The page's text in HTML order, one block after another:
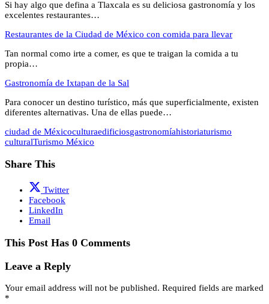
Si hay algo que defina a Tlaxcala es su deliciosa gastronomía y los
excelentes restaurantes…
Restaurantes de la Ciudad de México con comida para llevar
Tan normal como irte a comer, es que te traigan la comida a tu
propia…
Gastronomía de Ixtapan de la Sal
Para conocer un destino turístico, más que superficialmente, existen
diferentes alternativas. Una de ellas puede…
ciudad de Méxicoculturaedificiosgastronomíahistoriaturismo
culturalTurismo México
Share This
Twitter
Facebook
LinkedIn
Email
This Post Has 0 Comments
Leave a Reply
Your email address will not be published. Required fields are marked
*